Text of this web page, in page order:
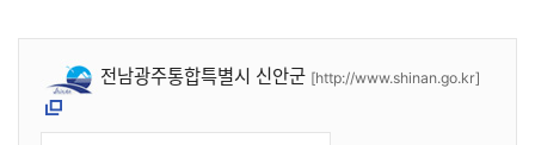
전남광주통합특별시 신안군 [http://www.shinan.go.kr]
새창